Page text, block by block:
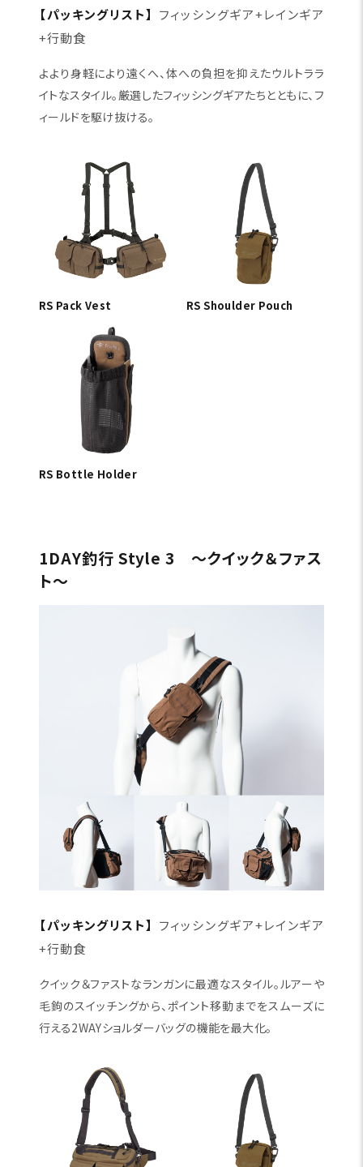
【パッキングリスト】 フィッシングギア+レインギア
+行動食
よより身軽により遠くへ、体への負担を抑えたウルトララ
イトなスタイル。厳選したフィッシングギアたちとともに、フ
ィールドを駆け抜ける。
RS Pack Vest RS Shoulder Pouch
RS Bottle Holder
1DAY釣行 Style 3 〜クイック＆ファス
ト〜
【パッキングリスト】 フィッシングギア+レインギア
+行動食
クイック＆ファストなランガンに最適なスタイル。ルアーや
毛鉤のスイッチングから、ポイント移動までをスムーズに
行える2WAYショルダーバッグの機能を最大化。